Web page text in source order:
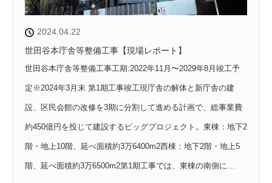
2024.04.22
世田谷本庁舎等整備工事【現場レポート】
世田谷本庁舎等整備工事工期:2022年11月〜2029年8月竣工予
定※2024年3月末 第1期工事竣工現庁舎の解体と新庁舎の建
設、区民会館の改修を3期に分割して進める計画で、総事業費
約450億円を投じて建設するビッグプロジェクト。東棟：地下2
階・地上10階、延べ面積約3万6400m2西棟：地下2階・地上5
階、延べ面積約3万6500m2第1期工事では、東棟の南側に…